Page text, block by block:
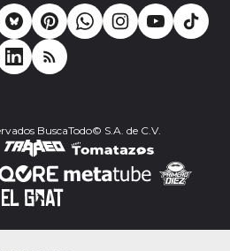
BuscaTodo© S.A. de C.V.